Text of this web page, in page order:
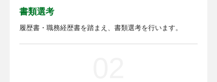
書類選考
履歴書・職務経歴書を踏まえ、書類選考を行います。